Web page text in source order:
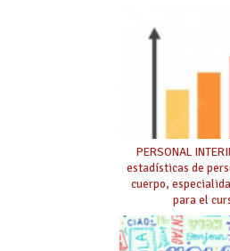
PERSONAL
estadísticas de
cuerpo,
para el